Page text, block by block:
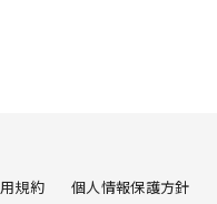
規約 個人情報保護方針